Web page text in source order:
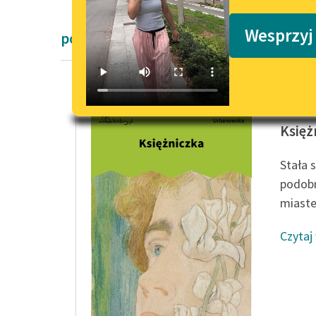
powieści obyczajowe Zofii
Stała
Czytaj